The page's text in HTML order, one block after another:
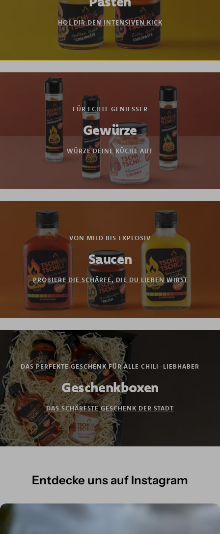
HOL DIR DEN INTENSIVEN KICK
FÜR ECHTE GENIESSER
Gewürze
WÜRZE DEINE KÜCHE AUF
VON MILD BIS EXPLOSIV
Saucen
PROBIERE DIE SCHÄRFE, DIE DU LIEBEN WIRST
DAS PERFEKTE GESCHENK FÜR ALLE CHILI-LIEBHABER
Geschenkboxen
DAS SCHÄRFSTE GESCHENK DER STADT
Entdecke uns auf Instagram